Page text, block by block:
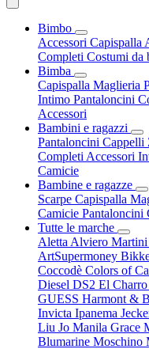
Bimbo
Accessori Capispalla
Completi Costumi da
Bimba
Capispalla Maglieria
Intimo Pantaloncini
Accessori
Bambini e ragazzi
Pantaloncini Cappelli
Completi Accessori
Camicie
Bambine e ragazze
Scarpe Capispalla
Camicie Pantaloncini
Tutte le marche
Aletta Alviero Martini
ArtSupermoney
Coccodè Colors of
Diesel DS2 El Charro
GUESS Harmont &
Invicta Ipanema
Liu Jo Manila Grace
Blumarine Moschino